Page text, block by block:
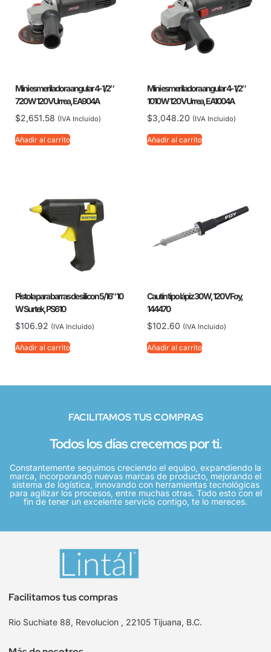
Mini esmeriladora angular 4-1/2″
720 W 120 V Urrea, EA904A
$2,651.58 (IVA Incluido)
Añadir al carrito
Mini esmeriladora angular 4-1/2″
1010 W 120 V Urrea, EA1004A
$3,048.20 (IVA Incluido)
Añadir al carrito
Pistola para barras de silicon 5/16″ 10
W Surtek, PS610
$106.92 (IVA Incluido)
Añadir al carrito
Cautín tipo lápiz 30 W, 120 V Foy,
144470
$102.60 (IVA Incluido)
Añadir al carrito
FACILITAMOS TUS COMPRAS
Todos los días crecemos por ti.
Constantemente seguimos creciendo el equipo, expandiendo la
marca, incorporando nuevas marcas de producto, mejorando el
sistema de logística, innovando con herramientas tecnológicas
para agilizar los procesos, entre muchas otras. Todo esto con el
fin de tener un excelente servicio contigo, te lo mereces.
Facilitamos tus compras
Rio Suchiate 88, Revolucion , 22105 Tijuana, B.C.